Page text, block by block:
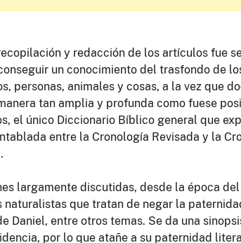
y redacción de los artículos fue
un conocimiento del trasfondo de
personas, animales y cosas, a la vez que
tan amplia y profunda como fuese
el único Diccionario Bíblico general que
entre la Cronología Revisada y la
largamente discutidas, desde la época
naturalistas que tratan de negar la
Daniel, entre otros temas. Se da una
por lo que atañe a su paternidad